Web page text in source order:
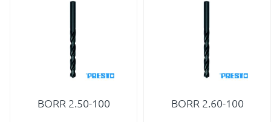
BORR 2.50-100 BORR 2.60-100